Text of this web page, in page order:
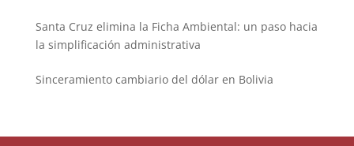
Santa Cruz elimina la Ficha Ambiental: un paso hacia
la simplificación administrativa
Sinceramiento cambiario del dólar en Bolivia